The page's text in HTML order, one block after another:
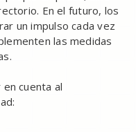
En el futuro, los
un impulso cada vez
las medidas
cuenta al